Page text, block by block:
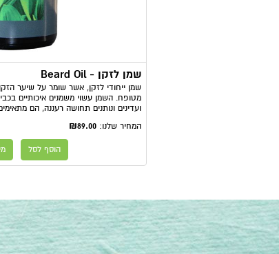
שמן לזקן - Beard Oil
שמן ייחודי לזקן, אשר שומר על שיער
מטופח. השמן עשוי משמנים איכותיים
ועדינים ונותנים תחושה רעננה, הם
המחיר שלנו: ₪89.00
הוסף לסל